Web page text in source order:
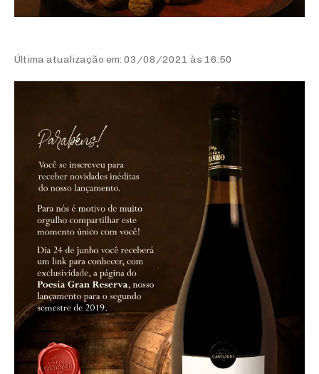
Última atualização em: 03/08/2021 às 16:50